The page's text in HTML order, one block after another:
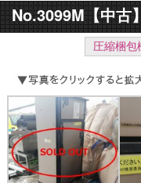
No.3099M【中古
圧縮梱包